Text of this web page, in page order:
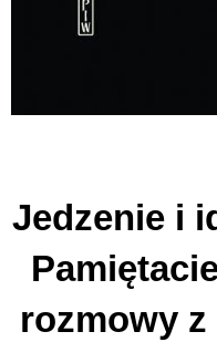
Jedzenie i
rozmowy